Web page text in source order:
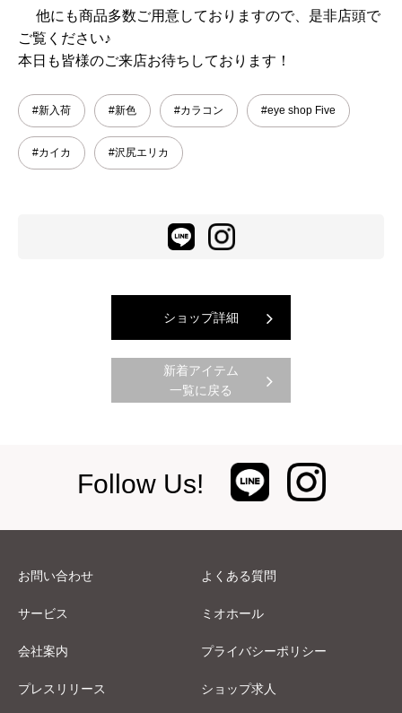
他にも商品多数ご用意しておりますので、是非店頭で
ご覧ください♪
本日も皆様のご来店お待ちしております！
#新入荷 #新色 #カラコン #eye shop Five
#カイカ #沢尻エリカ
ショップ詳細
新着アイテム
一覧に戻る
Follow Us!
お問い合わせ よくある質問
サービス ミオホール
会社案内 プライバシーポリシー
プレスリリース ショップ求人